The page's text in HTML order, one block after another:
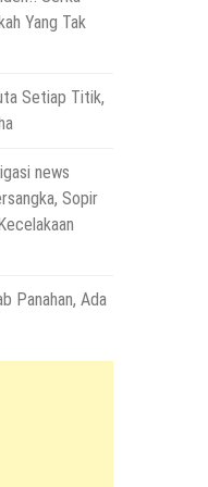
Yang Tak
Setiap Titik,
news
Sopir
Panahan, Ada